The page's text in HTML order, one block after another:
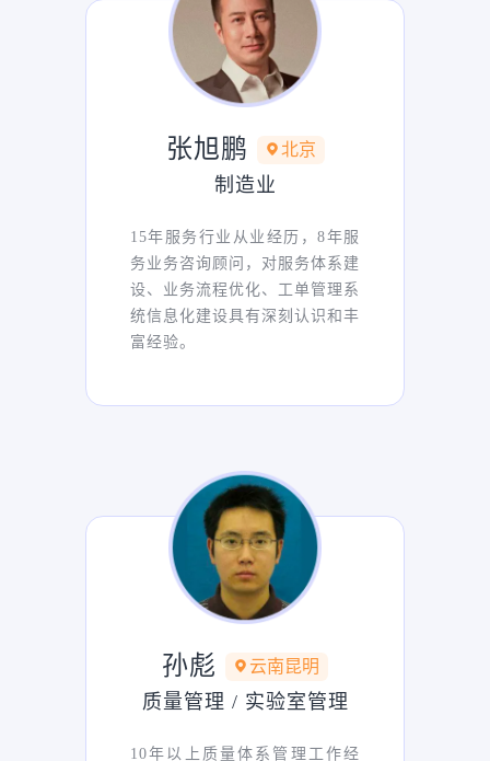
张旭鹏 北京
制造业
15年服务行业从业经历，8年服
务业务咨询顾问，对服务体系建
设、业务流程优化、工单管理系
统信息化建设具有深刻认识和丰
富经验。
孙彪 云南昆明
质量管理 / 实验室管理
10年以上质量体系管理工作经